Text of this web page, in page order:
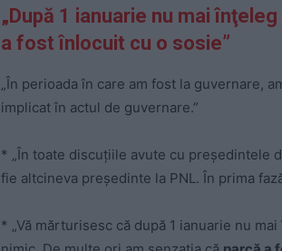
„După 1 ianuarie nu mai
a fost înlocuit cu o sosie”
„În perioada în care am fost la guvernare,
implicat în actul de guvernare.”
* „În toate discuţiile avute cu preşedintele
fie altcineva preşedinte la PNL. În prima
* „Vă mărturisesc că după 1 ianuarie nu